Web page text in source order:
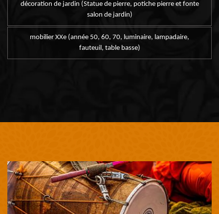
décoration de jardin (Statue de pierre, potiche pierre et fonte
salon de jardin)
mobilier XXe (année 50, 60, 70, luminaire, lampadaire,
fauteuil, table basse)